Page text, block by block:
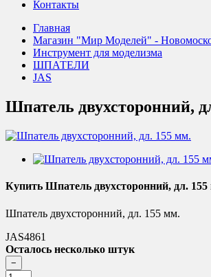
Контакты
Главная
Магазин "Мир Моделей" -
Инструмент для моделизма
ШПАТЕЛИ
JAS
Шпатель двухсторонний,
Купить Шпатель двухсторонний, дл.
Шпатель двухсторонний, дл. 155 мм.
JAS4861
Осталось несколько штук